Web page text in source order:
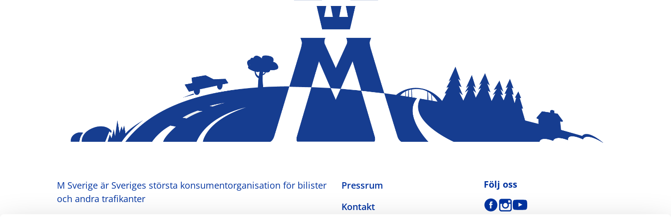
M Sverige är Sveriges största konsumentorganisation för bilister
och andra trafikanter
Pressrum
Kontakt
Följ oss